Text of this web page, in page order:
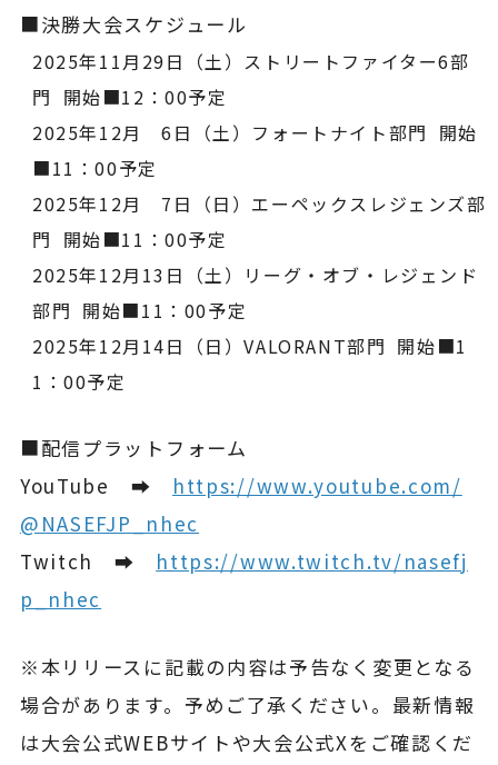
■決勝大会スケジュール
2025年11月29日（土）ストリートファイター6部
門 開始■12：00予定
2025年12月 6日（土）フォートナイト部門 開始
■11：00予定
2025年12月 7日（日）エーペックスレジェンズ部
門 開始■11：00予定
2025年12月13日（土）リーグ・オブ・レジェンド
部門 開始■11：00予定
2025年12月14日（日）VALORANT部門 開始■1
1：00予定
■配信プラットフォーム
YouTube ➡ https://www.youtube.com/
@NASEFJP_nhec
Twitch ➡ https://www.twitch.tv/nasefj
p_nhec
※本リリースに記載の内容は予告なく変更となる
場合があります。予めご了承ください。最新情報
は大会公式WEBサイトや大会公式Xをご確認くだ